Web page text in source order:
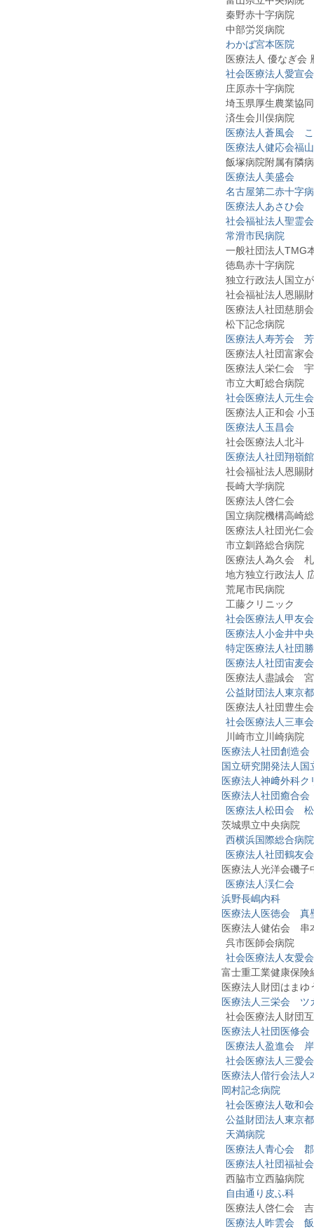
秦野赤十字病院
中部労災病院
わかば宮本医院
医療法人 優なぎ会
社会医療法人愛宣
庄原赤十字病院
埼玉県厚生農業協
済生会川俣病院
医療法人蒼風会
医療法人健応会福
飯塚病院附属有隣
医療法人美盛会
名古屋第二赤十字
医療法人あさひ会
社会福祉法人聖霊
常滑市民病院
一般社団法人TMG
徳島赤十字病院
独立行政法人国立
社会福祉法人恩賜
医療法人社団慈朋
松下記念病院
医療法人寿芳会
医療法人社団富家
医療法人栄仁会 宇
市立大町総合病院
社会医療法人元生会
医療法人正和会 小
医療法人玉昌会
社会医療法人北斗
医療法人社団翔嶺
社会福祉法人恩賜財
長崎大学病院
医療法人啓仁会
国立病院機構高崎総
医療法人社団光仁会
市立釧路総合病院
医療法人為久会 札
地方独立行政法人 広
荒尾市民病院
工藤クリニック
社会医療法人甲友会
医療法人小金井中
特定医療法人社団
医療法人社団宙麦
医療法人盡誠会 宮
公益財団法人東京
医療法人社団豊生会
社会医療法人三車
川崎市立川崎病院
医療法人社団創造会
国立研究開発法人
医療法人神﨑外科ク
医療法人社団癒合
医療法人松田会
茨城県立中央病院
西横浜国際総合病院
医療法人社団鶴友会
医療法人光洋会磯子
医療法人渓仁会
浜野長嶋内科
医療法人医徳会 真
医療法人健佑会 串
呉市医師会病院
社会医療法人友愛
富士重工業健康保険
医療法人財団はまゆ
医療法人三栄会 ツ
社会医療法人財団互
医療法人社団医修
医療法人盈進会
社会医療法人三愛
医療法人偕行会法人
岡村記念病院
社会医療法人敬和
公益財団法人東京
天満病院
医療法人青心会
医療法人社団福祉
西脇市立西脇病院
自由通り皮ふ科
医療法人啓仁会 吉
医療法人昨雲会